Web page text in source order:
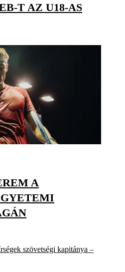
T AZ U18-AS
A
szövetségi kapitánya –